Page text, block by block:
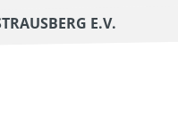
siehste/images/
e.V.